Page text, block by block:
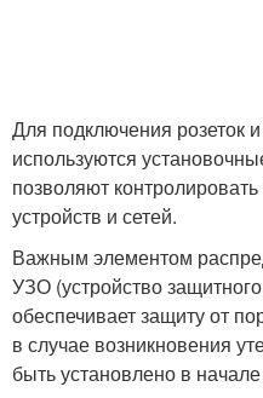
Для подключения розеток
используются
позволяют
устройств и сетей.
Важным элементом
УЗО (устройство
обеспечивает защиту от
в случае возникновения
быть установлено в